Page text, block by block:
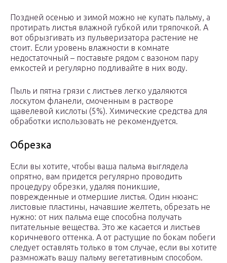
Поздней осенью и зимой можно не купать пальму, а
протирать листья влажной губкой или тряпочкой. А
вот обрызгивать из пульверизатора растение не
стоит. Если уровень влажности в комнате
недостаточный – поставьте рядом с вазоном пару
емкостей и регулярно подливайте в них воду.
Пыль и пятна грязи с листьев легко удаляются
лоскутом фланели, смоченным в растворе
щавелевой кислоты (5%). Химические средства для
обработки использовать не рекомендуется.
Обрезка
Если вы хотите, чтобы ваша пальма выглядела
опрятно, вам придется регулярно проводить
процедуру обрезки, удаляя поникшие,
поврежденные и отмершие листья. Один нюанс:
листовые пластины, начавшие желтеть, обрезать не
нужно: от них пальма еще способна получать
питательные вещества. Это же касается и листьев
коричневого оттенка. А от растущие по бокам побеги
следует оставлять только в том случае, если вы хотите
размножать вашу пальму вегетативным способом.